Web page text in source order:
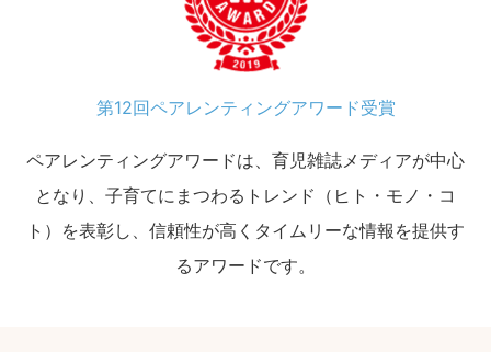
第12回ペアレンティングアワード受賞
ペアレンティングアワードは、育児雑誌メディアが中心
となり、子育てにまつわるトレンド（ヒト・モノ・コ
ト）を表彰し、信頼性が高くタイムリーな情報を提供す
るアワードです。